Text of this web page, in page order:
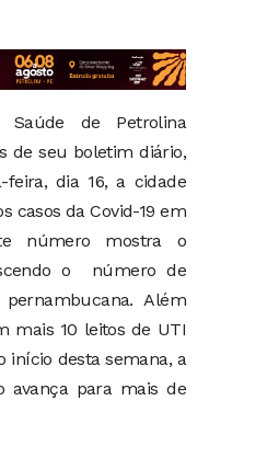
de Petrolina
de seu boletim diário,
dia 16, a cidade
casos da Covid-19 em
número mostra o
o número de
Além
mais 10 leitos de UTI
início desta semana, a
avança para mais de